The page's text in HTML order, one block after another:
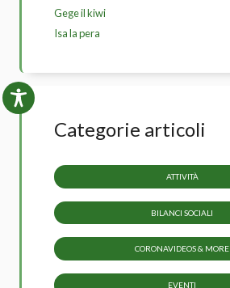
Gege il kiwi
Isa la pera
Categorie articoli
ATTIVITÀ
BILANCI SOCIALI
CORONAVIDEOS & MORE
EVENTI